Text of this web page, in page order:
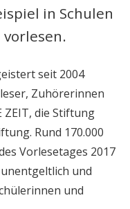
in Schulen
seit 2004
Zuhörerinnen
die Stiftung
Rund 170.000
Vorlesetages 2017
und
und